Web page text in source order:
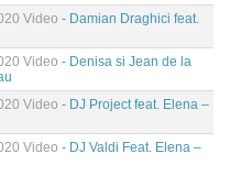
Video - Damian Draghici feat.
Video - Denisa si Jean de la
Video - DJ Project feat. Elena –
Video - DJ Valdi Feat. Elena –